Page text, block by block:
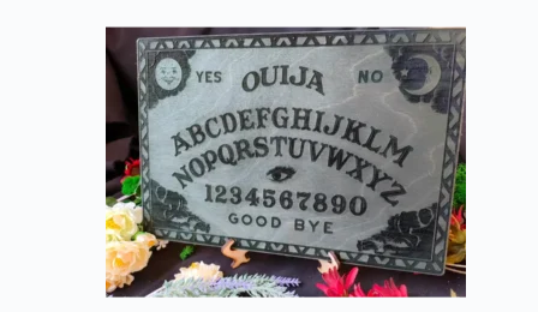
Опции
можно
выбрать
странице
товара.